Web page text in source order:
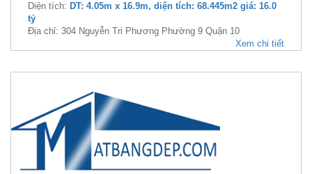
Diện tích: DT: 4.05m x 16.9m, diện tích: 68.445m2 giá: 16.0
tỷ
Địa chỉ: 304 Nguyễn Tri Phương Phường 9 Quận 10
Xem chi tiết